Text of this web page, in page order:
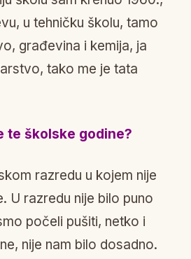
u tehničku školu, tamo
građevina i kemija, ja
tako me je tata
te školske godine?
razredu u kojem nije
U razredu nije bilo puno
počeli pušiti, netko i
nije nam bilo dosadno.